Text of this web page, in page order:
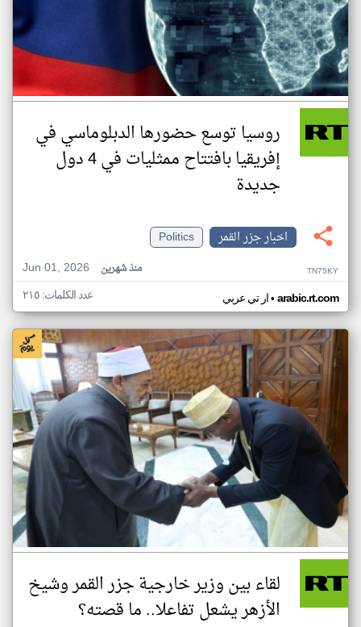
روسيا توسع حضورها الدبلوماسي في
إفريقيا بافتتاح ممثليات في 4 دول
جديدة
اخبار جزر القمر
Politics
Jun 01, 2026
منذ شهرين TN75KY
ار تي عربي• arabic.rt.com عدد الكلمات: ٢١٥
لقاء بين وزير خارجية جزر القمر وشيخ
الأزهر يشعل تفاعلا.. ما قصته؟